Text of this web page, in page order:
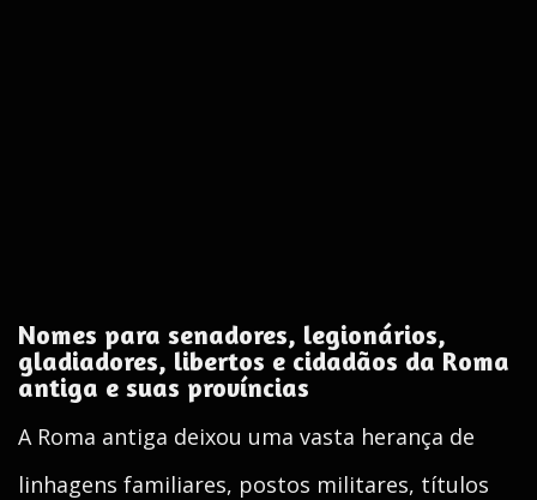
Nomes para senadores, legionários,
gladiadores, libertos e cidadãos da Roma
antiga e suas províncias
A Roma antiga deixou uma vasta herança de
linhagens familiares, postos militares, títulos